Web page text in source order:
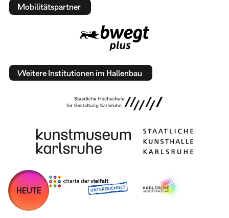
Mobilitätspartner
Weitere Institutionen im Hallenbau
HEUTE